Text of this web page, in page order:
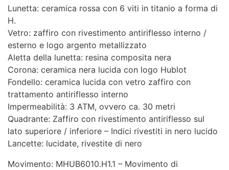
Lunetta: ceramica rossa con 6 viti in titanio a forma di
H.
Vetro: zaffiro con rivestimento antiriflesso interno /
esterno e logo argento metallizzato
Aletta della lunetta: resina composita nera
Corona: ceramica nera lucida con logo Hublot
Fondello: ceramica lucida con vetro zaffiro con
trattamento antiriflesso interno
Impermeabilità: 3 ATM, ovvero ca. 30 metri
Quadrante: Zaffiro con rivestimento antiriflesso sul
lato superiore / inferiore – Indici rivestiti in nero lucido
Lancette: lucidate, rivestite di nero
Movimento: MHUB6010.H1.1 – Movimento di